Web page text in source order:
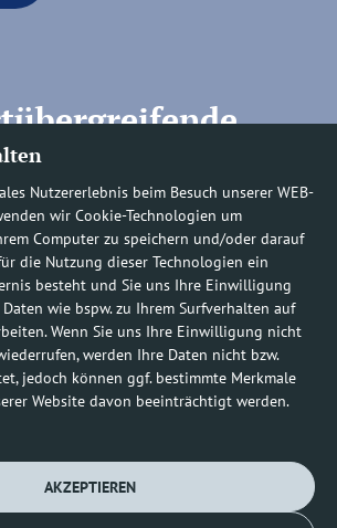
Nutzererlebnis beim Besuch unserer WEB-
wir Cookie-Technologien um
Computer zu speichern und/oder darauf
die Nutzung dieser Technologien ein
besteht und Sie uns Ihre Einwilligung
wie bspw. zu Ihrem Surfverhalten auf
Wenn Sie uns Ihre Einwilligung nicht
werden Ihre Daten nicht bzw.
jedoch können ggf. bestimmte Merkmale
Website davon beeinträchtigt werden.
AKZEPTIEREN
10